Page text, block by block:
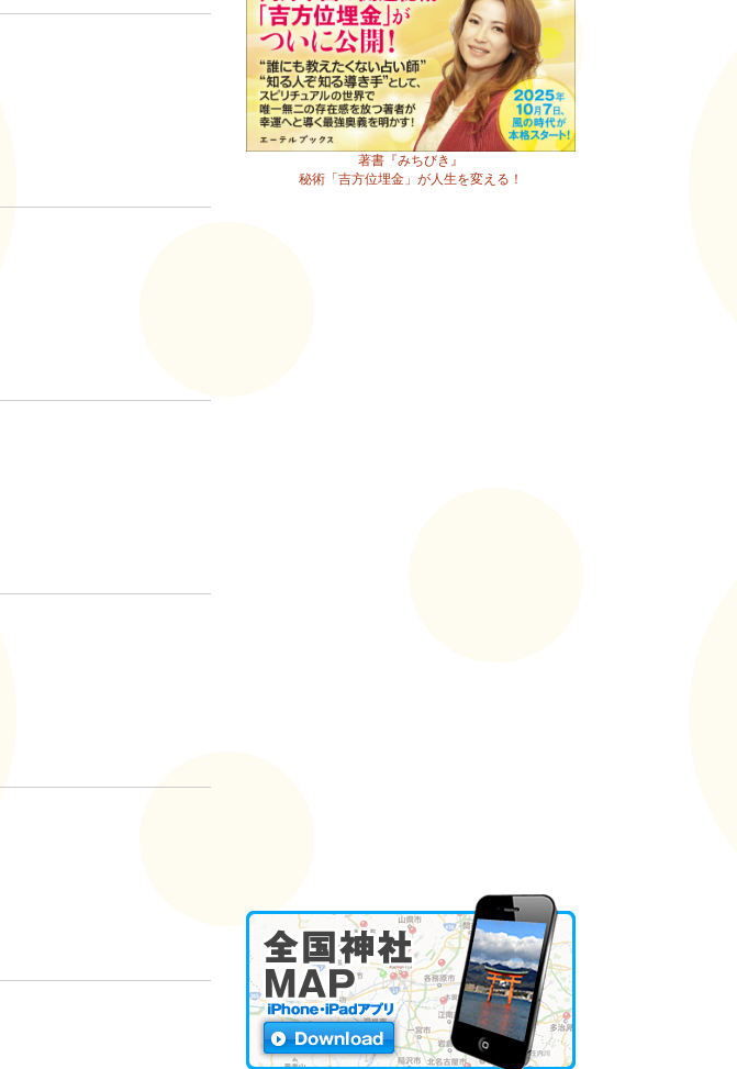
著書『みちびき』
秘術「吉方位埋金」が人生を変える！